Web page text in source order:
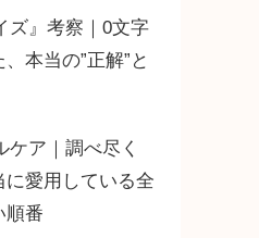
ズ』考察｜0文字
本当の”正解”と
ケア｜調べ尽く
に愛用している全
順番